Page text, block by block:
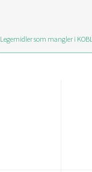
Legemidler som mangler i